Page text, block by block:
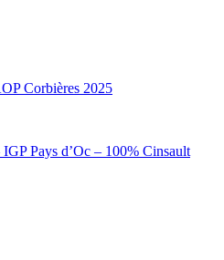
Corbières 2025
Pays d’Oc – 100% Cinsault